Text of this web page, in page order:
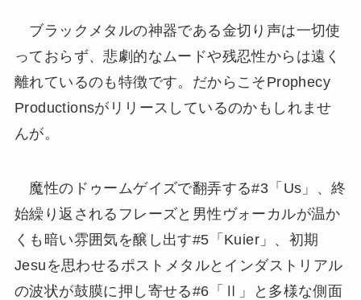
ブラックメタルの神器である金切り声は一切使
っておらず、悲劇的なムードや残忍性からは遠く
離れているのも特徴です。だからこそProphecy
Productionsがリリースしているのかもしれませ
んが。
魔性のドゥームゲイズで翻弄する#3「Us」、終
始繰り返されるフレーズと男性ヴォーカルが温か
くも暗い雰囲気を醸し出す#5「Kuier」、初期
Jesuを思わせるポストメタルとインダストリアル
の波状が鼓膜に押し寄せる#6「Ⅱ」と多様な側面